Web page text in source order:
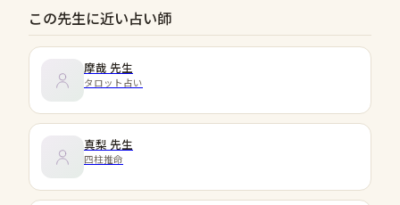
この先生に近い占い師
摩哉 先生
タロット占い
真梨 先生
四柱推命